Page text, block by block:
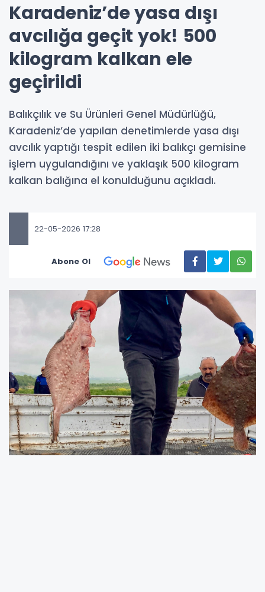
Karadeniz’de yasa dışı
avcılığa geçit yok! 500
kilogram kalkan ele
geçirildi
Balıkçılık ve Su Ürünleri Genel Müdürlüğü,
Karadeniz’de yapılan denetimlerde yasa dışı
avcılık yaptığı tespit edilen iki balıkçı gemisine
işlem uygulandığını ve yaklaşık 500 kilogram
kalkan balığına el konulduğunu açıkladı.
22-05-2026 17:28
Abone Ol